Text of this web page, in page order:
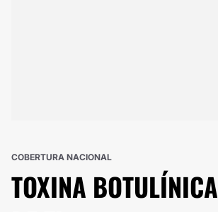
COBERTURA NACIONAL
TOXINA BOTULÍNICA